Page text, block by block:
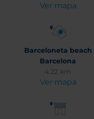
Ver mapa
Barceloneta beach
Barcelona
4.22 km
Ver mapa